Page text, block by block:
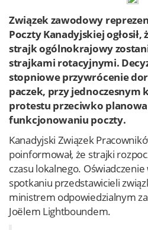
Zaloguj przez Clascal
Związek zawodowy
Poczty Kanadyjskiej
strajk ogólnokrajowy
strajkami rotacyjnymi.
stopniowe przywrócenie
paczek, przy
protestu przeciwko
funkcjonowaniu poczty.
Kanadyjski Związek
poinformował, że strajki
czasu lokalnego.
spotkaniu przedstawicieli
ministrem odpowiedzialnym
Joëlem Lightboundem.